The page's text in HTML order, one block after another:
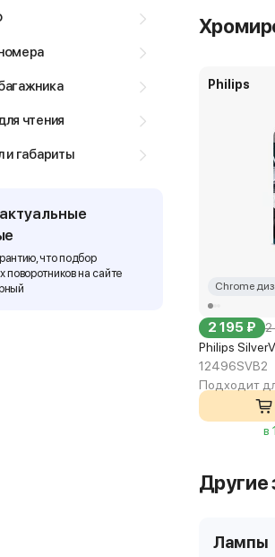
чтения
и габариты
что подбор
поворотников на сайте
Philips
Chrome
2 195 ₽ 2
Philips
12496SVB2
Подходит
в
Другие
Лампы